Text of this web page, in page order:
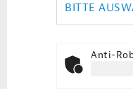
BITTE
Anti-